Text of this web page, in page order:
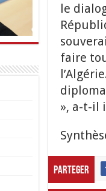
le
faire
», a-t-il
Parteger